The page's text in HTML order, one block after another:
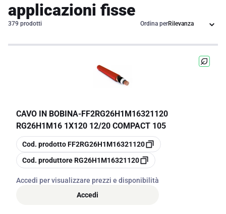
applicazioni fisse
379 prodotti Ordina per
CAVO IN BOBINA-FF2RG26H1M16321120
RG26H1M16 1X120 12/20 COMPACT 105
copia
Cod. prodottoFF2RG26H1M16321120
copia
Cod. produttoreRG26H1M16321120
Accedi per visualizzare prezzi e disponibilità
Accedi